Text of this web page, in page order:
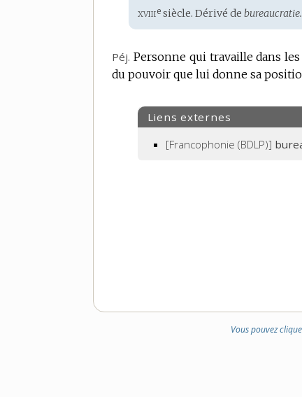
Étymologie
:
xviiie siècle. Dérivé debureaucratie.
Péj. Personne qui travaille dans
du pouvoir que lui donne sa
Liens externes
[Francophonie (BDLP)]
Vous pouvez